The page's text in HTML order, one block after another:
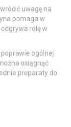
uwagę na
pomaga w
rolę w
ogólnej
osiągnąć
preparaty do